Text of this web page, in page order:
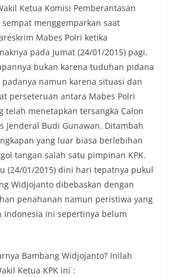
Ketua Komisi Pemberantasan
sempat menggemparkan saat
Mabes Polri ketika
pada Jumat (24/01/2015) pagi.
bukan karena tuduhan pidana
namun karena situasi dan
perseteruan antara Mabes Polri
telah menetapkan tersangka Calon
Jenderal Budi Gunawan. Ditambah
yang luar biasa berlebihan
tangan salah satu pimpinan KPK.
(24/01/2015) dini hari tepatnya pukul
Widjojanto dibebaskan dengan
penahanan namun peristiwa yang
Indonesia ini sepertinya belum
Bambang Widjojanto? Inilah
Ketua KPK ini :